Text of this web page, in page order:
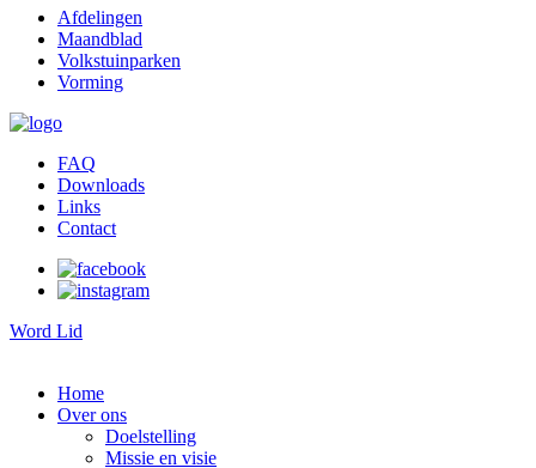
Afdelingen
Maandblad
Volkstuinparken
Vorming
FAQ
Downloads
Links
Contact
Word Lid
Home
Over ons
Doelstelling
Missie en visie